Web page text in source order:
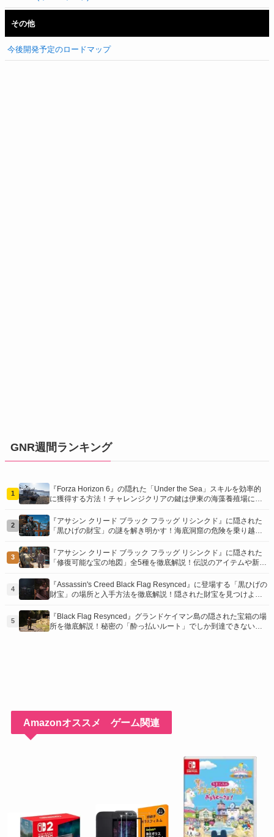
その他
今後開発予定のロードマップ
GNR週間ランキング
1
『Forza Horizon 6』の隠れた「Under the Sea」スキルを効率的
に獲得する方法！チャレンジクリアの鍵は伊東の海藻養殖場にあ
2
『アサシン クリード ブラック フラッグ リシンクド』に隠された
「黒ひげの財宝」の謎を解き明かす！海底洞窟の危険を乗り越
3
『アサシン クリード ブラック フラッグ リシンクド』に隠された
「修復可能な宝の地図」全5種を徹底解説！伝説のアイテムや新衣
介！
4
『Assassin's Creed Black Flag Resynced』に登場する「黒ひげの
財宝」の場所と入手方法を徹底解説！隠された財宝を見つけよ
5
『Black Flag Resynced』グランドケイマン島の隠された宝箱の場
所を徹底解説！秘密の「酔っ払いルート」でしか到達できないお
Amazonオススメ ゲーム関連